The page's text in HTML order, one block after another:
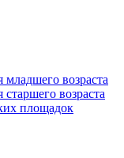
возраста
возраста
площадок